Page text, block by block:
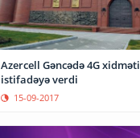
Azercell Gəncədə 4G xidməti
istifadəyə verdi
15-09-2017